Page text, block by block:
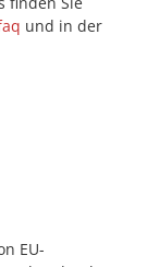
und in der
EU-